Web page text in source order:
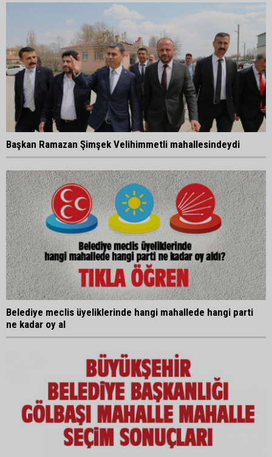
Başkan Ramazan Şimşek Velihimmetli mahallesindeydi
Belediye meclis üyeliklerinde hangi mahallede hangi parti
ne kadar oy al